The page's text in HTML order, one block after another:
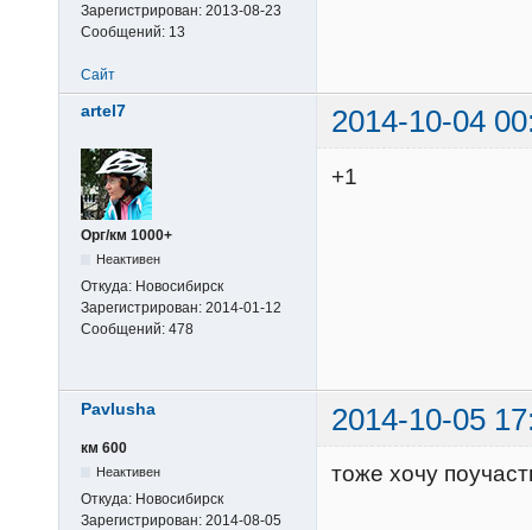
Зарегистрирован: 2013-08-23
Сообщений: 13
Сайт
artel7 2014-10-04
Орг/км 1000+
Неактивен
Откуда: Новосибирск
Зарегистрирован: 2014-01-12
Сообщений: 478
+1
Pavlusha 2014-10-05
км 600
Неактивен
Откуда: Новосибирск
Зарегистрирован: 2014-08-05
тоже хочу